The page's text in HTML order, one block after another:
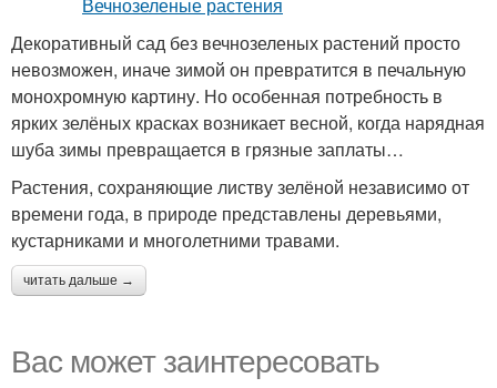
Декоративный сад без вечнозеленых растений просто
невозможен, иначе зимой он превратится в печальную
монохромную картину. Но особенная потребность в
ярких зелёных красках возникает весной, когда нарядная
шуба зимы превращается в грязные заплаты…
Растения, сохраняющие листву зелёной независимо от
времени года, в природе представлены деревьями,
кустарниками и многолетними травами.
читать дальше →
Вас может заинтересовать